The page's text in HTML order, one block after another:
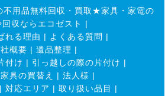
不用品無料回収・買取★家具・家電の
回収ならエコゼスト
|
れる理由 | よくある質問 |
概要 | 遺品整理 |
付け | 引っ越しの際の片付け |
具の買替え | 法人様 |
| 対応エリア | 取り扱い品目
|